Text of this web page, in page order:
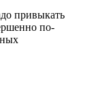
привыкать
по-